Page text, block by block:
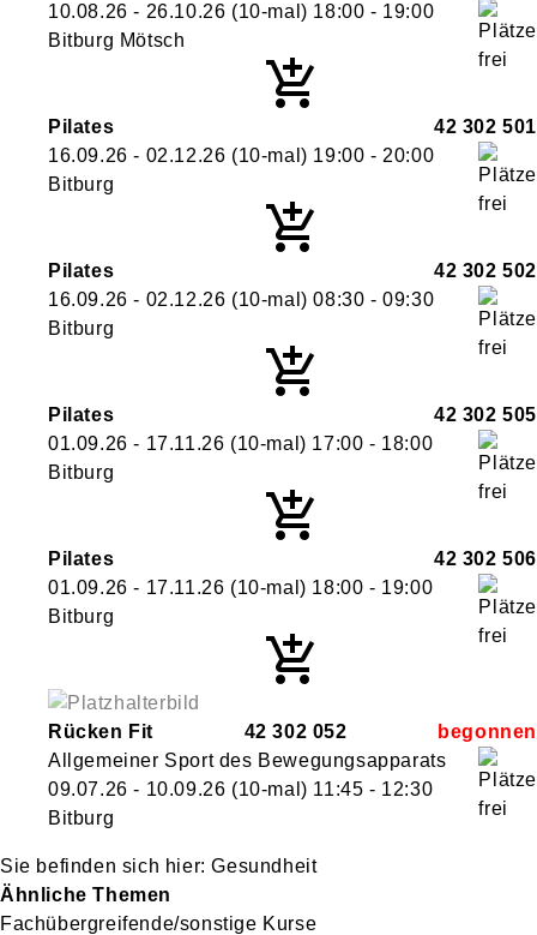
Rücken Fit
42 302 052
Allgemeiner Sport des Bewegungsapparats
09.07.26 - 10.09.26 (10-mal) 11:45 - 12:30
Bitburg
10.08.26 - 26.10.26 (10-mal) 18:00 - 19:00
Bitburg Mötsch
Pilates
42 302 501
16.09.26 - 02.12.26 (10-mal) 19:00 - 20:00
Bitburg
Pilates
42 302 502
16.09.26 - 02.12.26 (10-mal)08:30 - 09:30
Bitburg
Pilates
42 302 505
01.09.26 - 17.11.26 (10-mal) 17:00 - 18:00
Bitburg
Pilates
42 302 506
01.09.26 - 17.11.26 (10-mal) 18:00 - 19:00
Bitburg
Gesundheit
Ähnliche Themen
Fachübergreifende/sonstige Kurse